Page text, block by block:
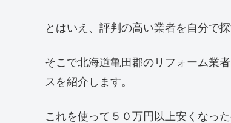
とはいえ、評判の高い業者を自分で探
そこで北海道亀田郡のリフォーム業
スを紹介します。
これを使って５０万円以上安くなっ